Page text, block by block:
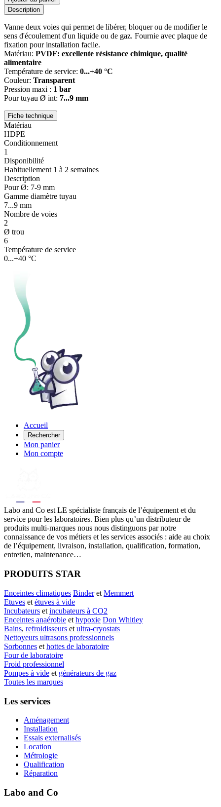
Description
Vanne deux voies qui permet de libérer, bloquer ou de modifier le
sens d'écoulement d'un liquide ou de gaz. Fournie avec plaque de
fixation pour installation facile.
Matériau: PVDF: excellente résistance chimique, qualité
alimentaire
Température de service: 0...+40 °C
Couleur: Transparent
Pression maxi : 1 bar
Pour tuyau Ø int: 7...9 mm
Fiche technique
Matériau
HDPE
Conditionnement
1
Disponibilité
Habituellement 1 à 2 semaines
Description
Pour Ø: 7-9 mm
Gamme diamètre tuyau
7...9 mm
Nombre de voies
2
Ø trou
6
Température de service
0...+40 °C
Accueil
Rechercher
Mon panier
Mon compte
Labo and Co est LE spécialiste français de l’équipement et du
service pour les laboratoires. Bien plus qu’un distributeur de
produits multi-marques nous nous distinguons par notre
connaissance de vos métiers et les services associés : aide au choix
de l’équipement, livraison, installation, qualification, formation,
entretien, maintenance…
PRODUITS STAR
Enceintes climatiques Binderet Memmert
Etuves et étuves à vide
Incubateurs et incubateurs à CO2
Enceintes anaérobie et hypoxie Don Whitley
Bains, refroidisseurs et ultra-cryostats
Nettoyeurs ultrasons professionnels
Sorbonnes et hottes de laboratoire
Four de laboratoire
Froid professionnel
Pompes à vide et générateurs de gaz
Toutes les marques
Les services
Aménagement
Installation
Essais externalisés
Location
Métrologie
Qualification
Réparation
Labo and Co